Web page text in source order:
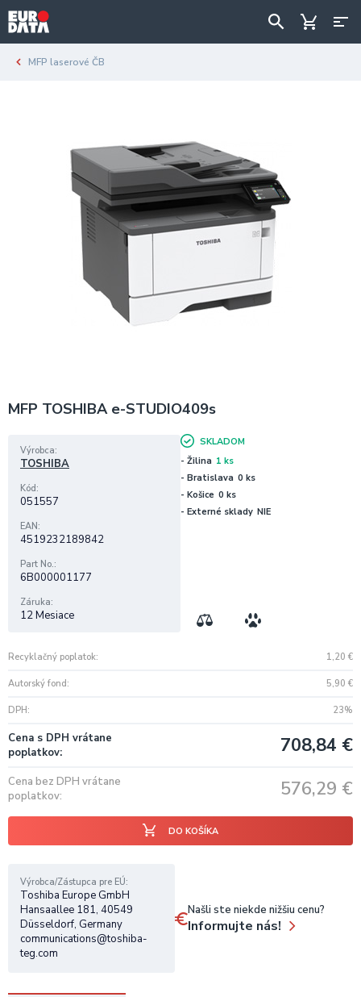
MFP laserové ČB
MFP TOSHIBA e-STUDIO409s
Recyklačný poplatok 1,20 €
Autorský fond 5,90 €
DPH 23%
Cena s DPH vrátane
poplatkov
708,84 €
Cena bez DPH vrátane
poplatkov
576,29 €
DO KOŠÍKA
Výrobca
TOSHIBA
Kód
051557
EAN
4519232189842
Part No.
6B000001177
Záruka
12 Mesiace
SKLADOM
- Žilina 1 ks
- Bratislava 0 ks
- Košice 0 ks
- Externé sklady NIE
Výrobca/Zástupca pre EÚ
Toshiba Europe GmbH
Hansaallee 181, 40549
Düsseldorf, Germany
communications@toshiba-
teg.com
Našli ste niekde nižšiu cenu?
Informujte nás!